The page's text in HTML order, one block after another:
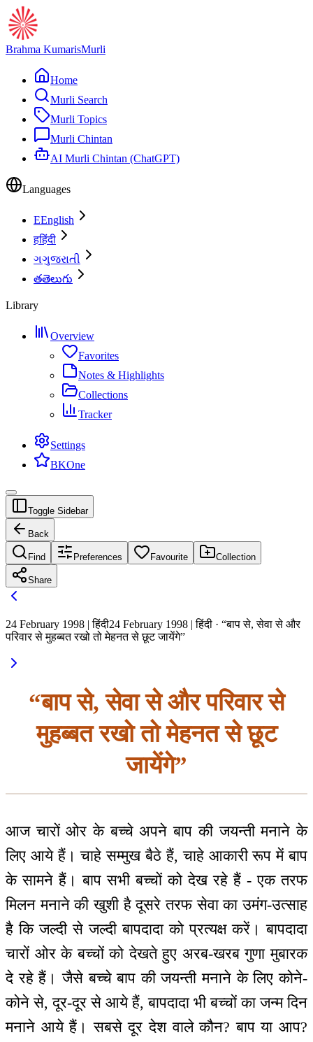
Brahma KumarisMurli
Home
Murli Search
Murli Topics
Murli Chintan
AI Murli Chintan (ChatGPT)
Languages
EEnglish
हहिंदी
ગગુજરાતી
తతెలుగు
Library
Overview
Favorites
Notes & Highlights
Collections
Tracker
Settings
BKOne
Toggle Sidebar
Back
Find Preferences Favourite Collection
Share
24 February 1998 | हिंदी24 February 1998 | हिंदी · “बाप से, सेवा से और
परिवार से मुहब्बत रखो तो मेहनत से छूट जायेंगे”
“बाप से, सेवा से और परिवार से
मुहब्बत रखो तो मेहनत से छूट
जायेंगे”
आज चारों ओर के बच्चे अपने बाप की जयन्ती मनाने के
लिए आये हैं। चाहे सम्मुख बैठे हैं, चाहे आकारी रूप में बाप
के सामने हैं। बाप सभी बच्चों को देख रहे हैं - एक तरफ
मिलन मनाने की खुशी है दूसरे तरफ सेवा का उमंग-उत्साह
है कि जल्दी से जल्दी बापदादा को प्रत्यक्ष करें। बापदादा
चारों ओर के बच्चों को देखते हुए अरब-खरब गुणा मुबारक
दे रहे हैं। जैसे बच्चे बाप की जयन्ती मनाने के लिए कोने-
कोने से, दूर-दूर से आये हैं, बापदादा भी बच्चों का जन्म दिन
मनाने आये हैं। सबसे दूर देश वाले कौन? बाप या आप?